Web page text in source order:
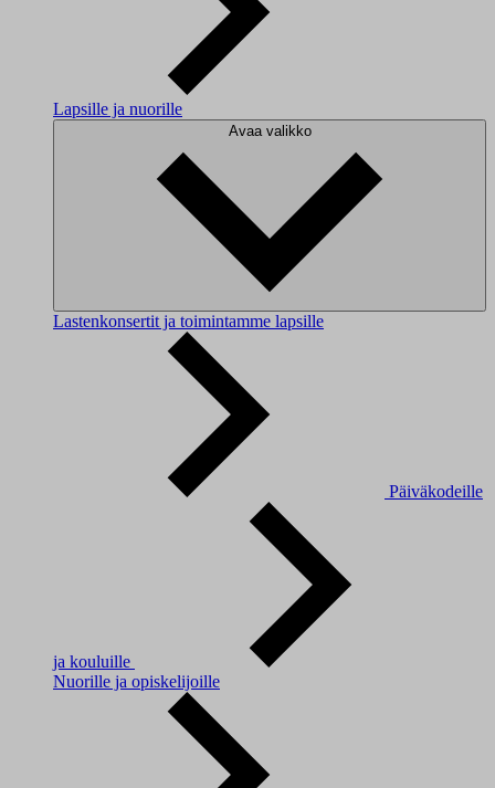
Lapsille ja nuorille
Avaa valikko
Lastenkonsertit ja toimintamme lapsille
Päiväkodeille
ja kouluille
Nuorille ja opiskelijoille